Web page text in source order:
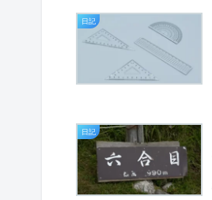
日記
日記